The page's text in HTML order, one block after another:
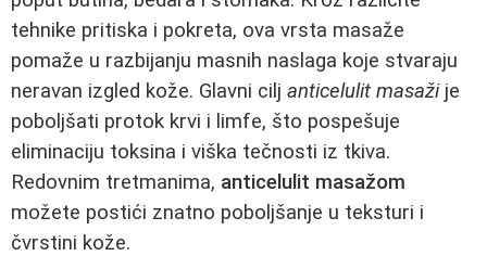
tehnike pritiska i pokreta, ova vrsta masaže
pomaže u razbijanju masnih naslaga koje stvaraju
neravan izgled kože. Glavni cilj anticelulit masažije
poboljšati protok krvi i limfe, što pospešuje
eliminaciju toksina i viška tečnosti iz tkiva.
Redovnim tretmanima, anticelulit masažom
možete postići znatno poboljšanje u teksturi i
čvrstini kože.